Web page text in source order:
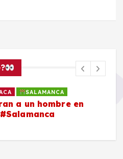
SALAMANCA
a un hombre en